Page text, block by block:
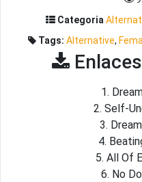
Categoria
Tags: Alternative,
1.
2. Self-
3.
4.
5. All Of
6. No